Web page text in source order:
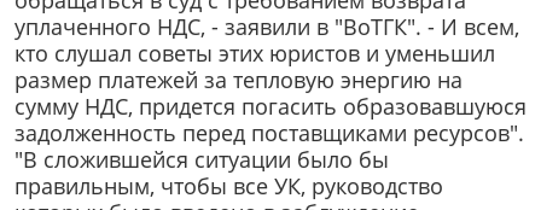
уплаченного НДС, - заявили в "ВоТГК". - И всем,
кто слушал советы этих юристов и уменьшил
размер платежей за тепловую энергию на
сумму НДС, придется погасить образовавшуюся
задолженность перед поставщиками ресурсов".
"В сложившейся ситуации было бы
правильным, чтобы все УК, руководство